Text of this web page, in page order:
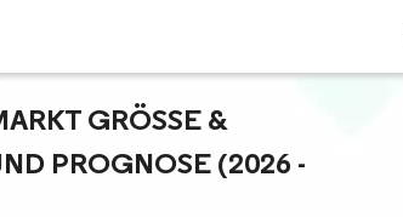
GRÖSSE & M
PROGNOSE (2026 - 2